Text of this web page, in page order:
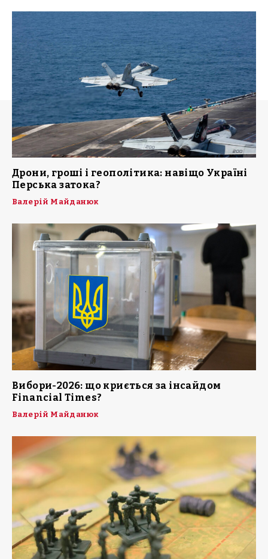
Дрони, гроші і геополітика: навіщо Україні
Перська затока?
Валерій Майданюк
Вибори-2026: що криється за інсайдом
Financial Times?
Валерій Майданюк